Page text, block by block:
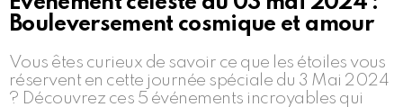
Bouleversement cosmique et amour
Vous êtes curieux de savoir ce que les étoiles vous
réservent en cette journée spéciale du 3 Mai 2024
? Découvrez ces 5 événements incroyables qui